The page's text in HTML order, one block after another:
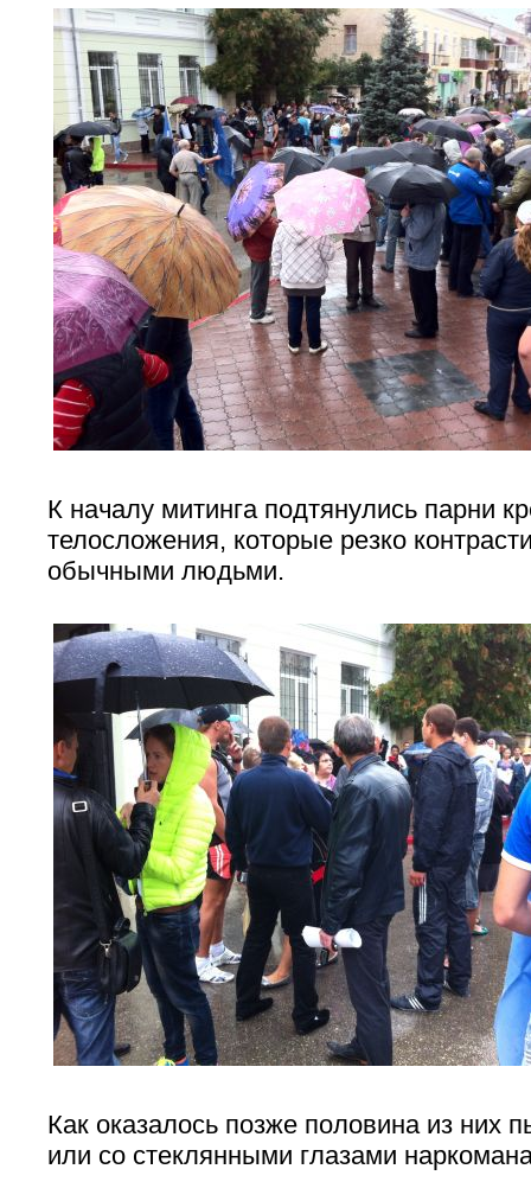
К началу митинга подтянулись парни
телосложения, которые резко
обычными людьми.
Как оказалось позже половина из них
или со стеклянными глазами